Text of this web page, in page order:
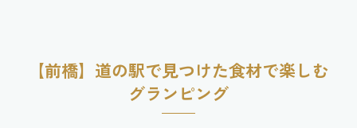
【前橋】道の駅で見つけた食材で楽しむ
グランピング